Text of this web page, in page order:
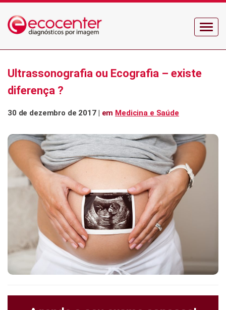
Menu
Ultrassonografia ou Ecografia – existe
diferença ?
30 de dezembro de 2017 | em Medicina e Saúde